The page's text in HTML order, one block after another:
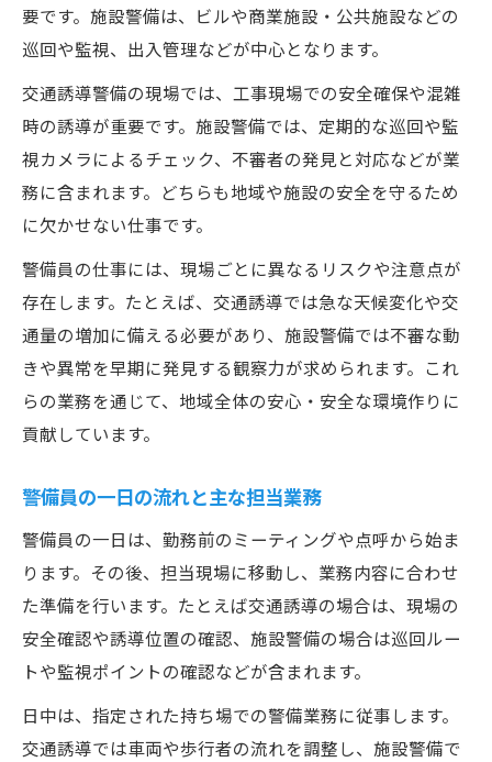
要です。施設警備は、ビルや商業施設・公共施設などの
巡回や監視、出入管理などが中心となります。
交通誘導警備の現場では、工事現場での安全確保や混雑
時の誘導が重要です。施設警備では、定期的な巡回や監
視カメラによるチェック、不審者の発見と対応などが業
務に含まれます。どちらも地域や施設の安全を守るため
に欠かせない仕事です。
警備員の仕事には、現場ごとに異なるリスクや注意点が
存在します。たとえば、交通誘導では急な天候変化や交
通量の増加に備える必要があり、施設警備では不審な動
きや異常を早期に発見する観察力が求められます。これ
らの業務を通じて、地域全体の安心・安全な環境作りに
貢献しています。
警備員の一日の流れと主な担当業務
警備員の一日は、勤務前のミーティングや点呼から始ま
ります。その後、担当現場に移動し、業務内容に合わせ
た準備を行います。たとえば交通誘導の場合は、現場の
安全確認や誘導位置の確認、施設警備の場合は巡回ルー
トや監視ポイントの確認などが含まれます。
日中は、指定された持ち場での警備業務に従事します。
交通誘導では車両や歩行者の流れを調整し、施設警備で